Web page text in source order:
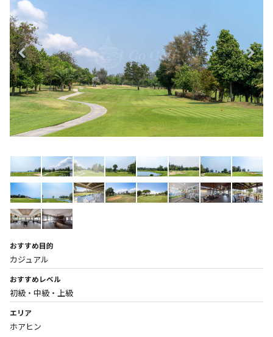
おすすめ目的
カジュアル
おすすめレベル
初級・中級・上級
エリア
ホアヒン